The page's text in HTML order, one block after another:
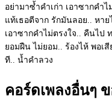
อย่ามาซ้ำคำเก่า เอาซากคำ
แท้เธอตีจาก รักมันลอย.. หาย
เอาซากคำไม่ตรงใจ.. คืนไ
ยอมฝืน ไม่ยอม.. ร้องไห้ พอเ
ที.. น้ำคำลวง
คอร์ดเพลงอื่นๆ